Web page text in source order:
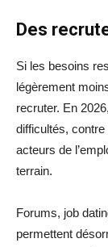
Des
Si les besoins
légèrement
recruter. En 2026,
difficultés, contre
acteurs de
terrain.
Forums, job
permettent